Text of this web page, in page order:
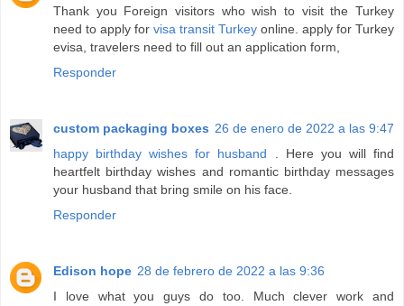
Thank you Foreign visitors who wish to visit the Turkey
need to apply for visa transit Turkey online. apply for Turkey
evisa, travelers need to fill out an application form,
Responder
custom packaging boxes 26 de enero de 2022 a las 9:47
happy birthday wishes for husband . Here you will find
heartfelt birthday wishes and romantic birthday messages
your husband that bring smile on his face.
Responder
Edison hope 28 de febrero de 2022 a las 9:36
I love what you guys do too. Much clever work and